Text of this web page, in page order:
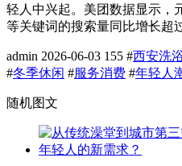
轻人中兴起。美团数据显示，
等关键词的搜索量同比增长超
admin 2026-06-03 155 #西安洗
#冬季休闲 #服务消费 #年轻人
随机图文